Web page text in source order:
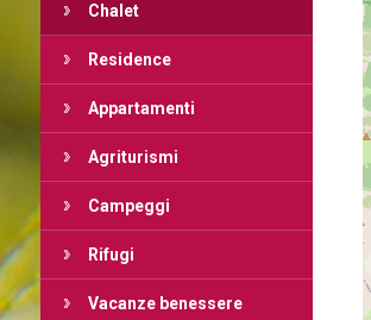
Chalet
Residence
Appartamenti
Agriturismi
Campeggi
Rifugi
Vacanze benessere